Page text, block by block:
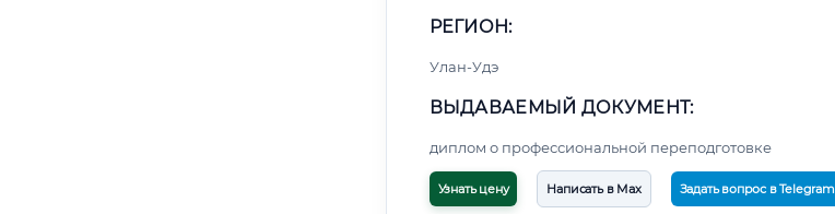
РЕГИОН:
Улан-Удэ
ВЫДАВАЕМЫЙ ДОКУМЕНТ:
диплом о профессиональной переподготовке
Узнать цену Написать в Max Задать вопрос в Telegram